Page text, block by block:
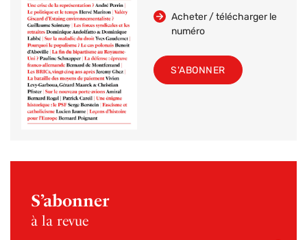
Acheter / télécharger le
numéro
S'ABONNER
S’abonner
à la revue